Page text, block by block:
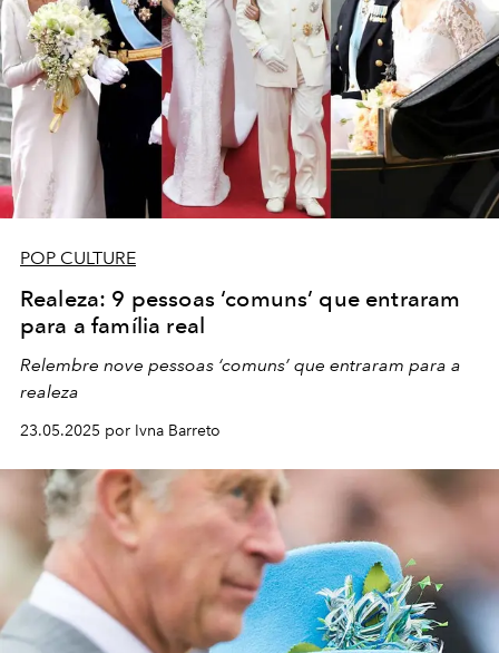
POP CULTURE
Realeza: 9 pessoas ‘comuns’ que entraram
para a família real
Relembre nove pessoas ‘comuns’ que entraram para a
realeza
23.05.2025 por Ivna Barreto